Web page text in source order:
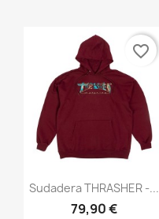
Vista rápida
Sudadera THRASHER -...
79,90 €
favorite_border